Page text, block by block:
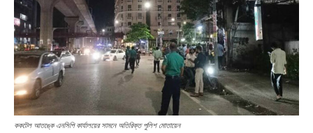
ককটেল আতঙ্কে এনসিপি কার্যালয়ের সামনে অতিরিক্ত পুলিশ মোতায়েন